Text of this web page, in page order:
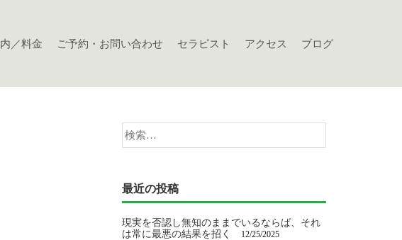
／料金 ご予約・お問い合わせ セラピスト アクセス ブログ
索:
最近の投稿
現実を否認し無知のままでいるならば、それ
は常に最悪の結果を招く
12/25/2025